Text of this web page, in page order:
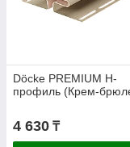
Döcke PREMIUM H-
профиль (Крем-
4 630 ₸